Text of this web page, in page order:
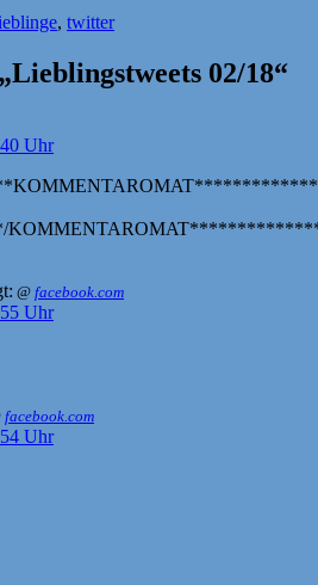
, twitter
02/18“
Uhr
@ facebook.com
Uhr
facebook.com
Uhr